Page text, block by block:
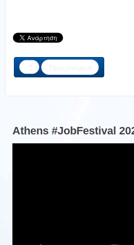
Προηγούμενο
Athens #JobFestival